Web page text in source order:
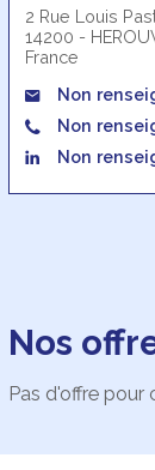
2 Rue Louis
14200 -
France
Non
Non
Non
Nos
Pas d'offre pour